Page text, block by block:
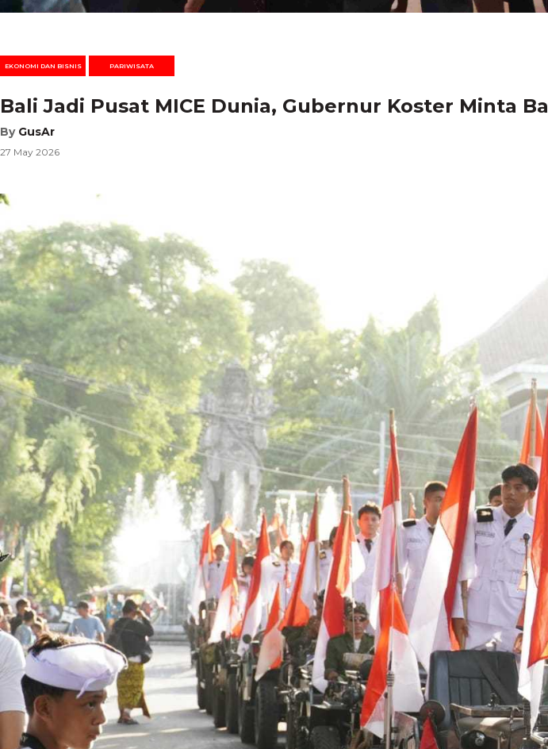
EKONOMI DAN BISNIS PARIWISATA
Bali Jadi Pusat MICE Dunia, Gubernur Koster Minta
By GusAr
27 May 2026